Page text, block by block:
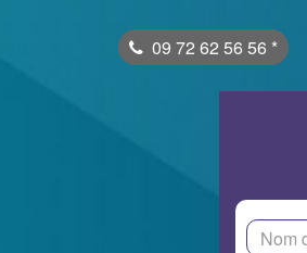
09 72 62 56 56 *